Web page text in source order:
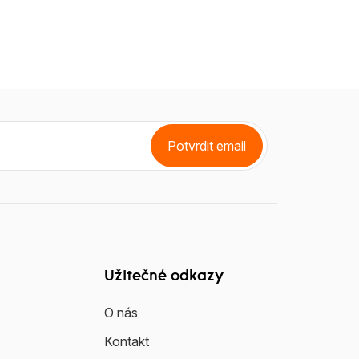
Potvrdit email
Užitečné odkazy
O nás
Kontakt